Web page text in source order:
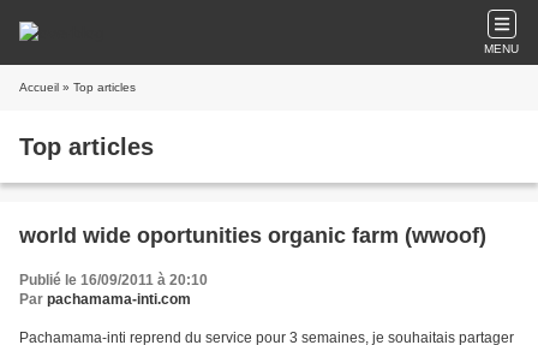
MENU
Accueil » Top articles
Top articles
world wide oportunities organic farm (wwoof)
Publié le 16/09/2011 à 20:10
Par pachamama-inti.com
Pachamama-inti reprend du service pour 3 semaines, je souhaitais partager